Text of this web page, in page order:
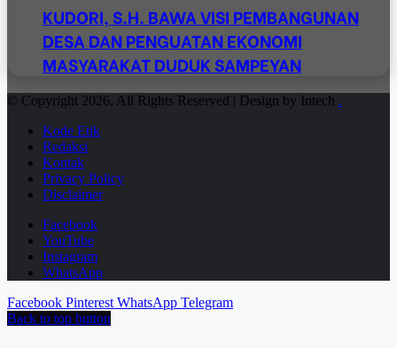
KUDORI, S.H. BAWA VISI PEMBANGUNAN
DESA DAN PENGUATAN EKONOMI
MASYARAKAT DUDUK SAMPEYAN
© Copyright 2026, All Rights Reserved | Design by Intech .
Kode Etik
Redaksi
Kontak
Privacy Policy
Disclaimer
Facebook
YouTube
Instagram
WhatsApp
Facebook Pinterest WhatsApp Telegram
Back to top button